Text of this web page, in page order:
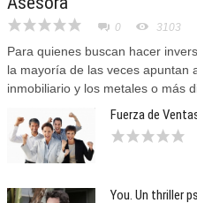
0 3103
Para quienes buscan hacer
la mayoría de las veces apuntan
inmobiliario y los metales o más
Fuerza de
You. Un thriller